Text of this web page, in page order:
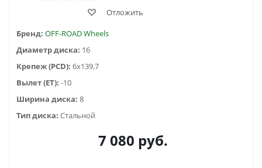
Отложить
Бренд: OFF-ROAD Wheels
Диаметр диска: 16
Крепеж (PCD): 6x139,7
Вылет (ET): -10
Ширина диска: 8
Тип диска: Стальной
7 080 руб.